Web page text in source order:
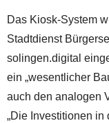
Das Kiosk-System
Stadtdienst
solingen.digital
ein „wesentlicher
auch den analogen
„Die Investitionen